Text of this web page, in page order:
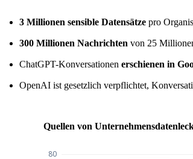
3 Millionen sensible Datensätze pro
300 Millionen Nachrichten von 25
ChatGPT-Konversationen erschienen in
OpenAI ist gesetzlich verpflichtet,
Quellen von